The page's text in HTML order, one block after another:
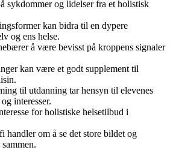
sykdommer og lidelser fra et holistisk
kan bidra til en dypere
og ens helse.
å være bevisst på kroppens signaler
kan være et godt supplement til
til utdanning tar hensyn til elevenes
interesser.
for holistiske helsetilbud i
om å se det store bildet og